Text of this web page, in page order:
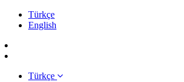
Türkçe
English
Türkçe